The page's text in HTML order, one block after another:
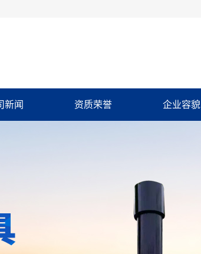
新闻 资质荣誉 企业容貌